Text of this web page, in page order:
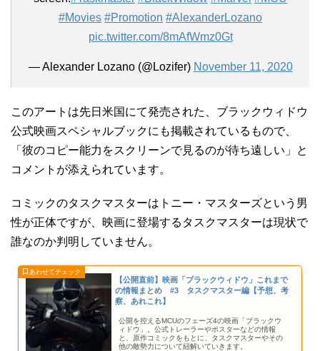
#Movies #Promotion #AlexanderLozano
pic.twitter.com/8mAfWmz0Gt
— Alexander Lozano (@Lozifer) November 11, 2020
このアートは先日米国にて発売された、ブラックウィドウ
公式映画スペシャルブックにも掲載されているもので、
「彼のコピー能力をスクリーンで見るのが待ち遠しい」と
コメントが添えられています。
コミックのタスクマスターはトニー・マスターズという男
性が正体ですが、映画に登場するタスクマスターは現状で
誰なのか判明していません。
【公開直前】映画「ブラックウィドウ」これまで
の情報まとめ #3 タスクマスター編【予想、考
察、あれこれ】
公開を控えるMCUのフェーズ4の映画「ブラックウ
ィドウ」。公式トレーラーやポスターなどの情報
と、原作コミックをもとに、タスクマスターやその
他の敵勢力について紐解いていきます。